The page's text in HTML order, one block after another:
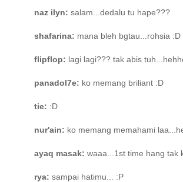
naz ilyn: salam...dedalu tu hape???
shafarina: mana bleh bgtau...rohsia :D
flipflop: lagi lagi??? tak abis
panadol7e: ko memang briliant :D
tie: :D
nur'ain: ko memang memahami
ayaq masak: waaa...1st time hang tak
rya: sampai hatimu... :P